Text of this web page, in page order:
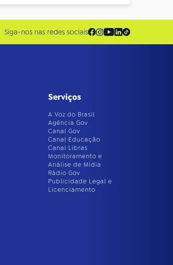
Siga-nos nas redes sociais
Serviços
A Voz do Brasil
Agência Gov
Canal Gov
Canal Educação
Canal Libras
Monitoramento e
Análise de Mídia
Rádio Gov
Publicidade Legal e
Licenciamento